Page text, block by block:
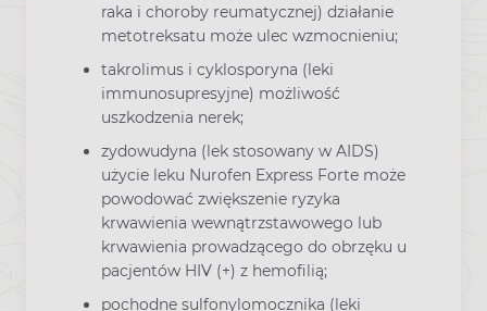
raka i choroby reumatycznej) działanie
metotreksatu może ulec wzmocnieniu;
takrolimus i cyklosporyna (leki
immunosupresyjne) możliwość
uszkodzenia nerek;
zydowudyna (lek stosowany w AIDS)
użycie leku Nurofen Express Forte może
powodować zwiększenie ryzyka
krwawienia wewnątrzstawowego lub
krwawienia prowadzącego do obrzęku u
pacjentów HIV (+) z hemofilią;
pochodne sulfonylomocznika (leki